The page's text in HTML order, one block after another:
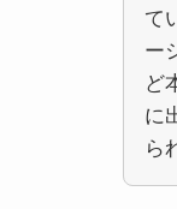
て
ー
ど
に
ら